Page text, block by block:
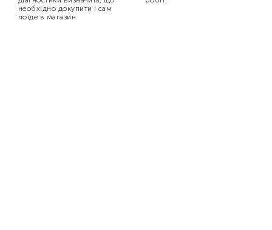
необхідно докупити і сам
поїде в магазин.